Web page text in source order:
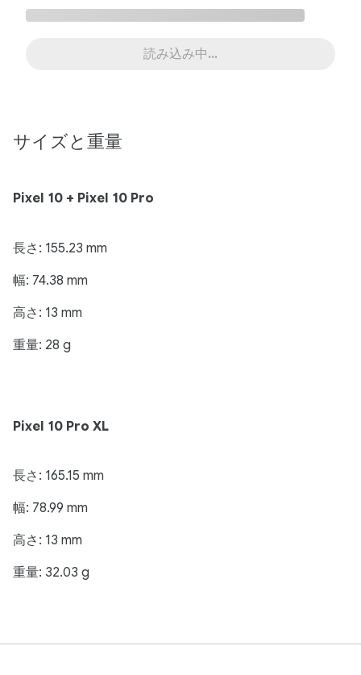
読み込み中...
サイズと​重量
Pixel 10 + Pixel 10 Pro
長さ: 155.23 mm
幅: 74.38 mm
高さ: 13 mm
重量: 28 g
Pixel 10 Pro XL
長さ: 165.15 mm
幅: 78.99 mm
高さ: 13 mm
重量: 32.03 g